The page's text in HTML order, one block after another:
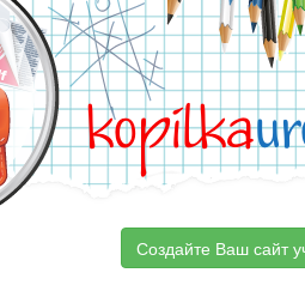
kopilka
Создайте Ваш сайт